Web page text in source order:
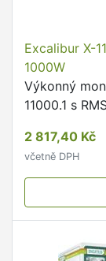
Excalibur X-
1000W
Výkonný
11000.1 s
2 817,40 Kč
včetně DPH